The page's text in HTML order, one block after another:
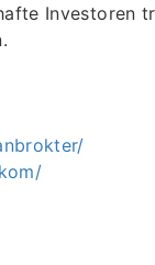
Investoren